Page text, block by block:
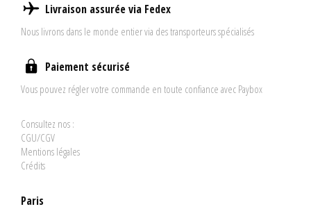
Livraison assurée via Fedex
Nous livrons dans le monde entier via des transporteurs spécialisés
Paiement sécurisé
Vous pouvez régler votre commande en toute confiance avec Paybox
Consultez nos :
CGU/CGV
Mentions légales
Crédits
Paris